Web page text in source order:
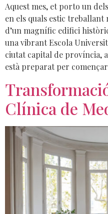
Aquest mes, et porto un
en els quals estic
d’un magnífic edifici
una vibrant Escola
ciutat capital de província,
està preparat per
Clínica de